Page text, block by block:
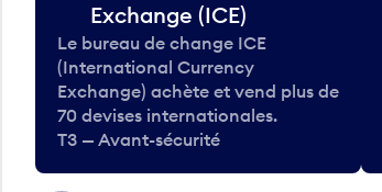
Exchange (ICE)
Le bureau de change ICE
(International Currency
Exchange) achète et vend plus de
70 devises internationales.
T3 — Avant-sécurité